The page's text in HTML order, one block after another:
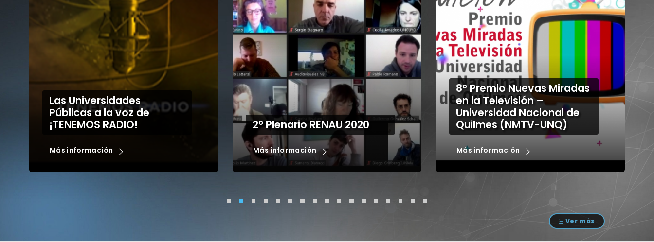
2º Plenario RENAU 2020
Más información
8º Premio Nuevas Miradas
en la Televisión –
Universidad Nacional de
Quilmes (NMTV-UNQ)
Más información
Nuestras series
universitarias en Deportv
Más información
Ver más